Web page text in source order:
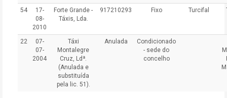
54
17-
08-
2010
Forte Grande -
Táxis, Lda.
917210293 Fixo Turcifal
22
07-
07-
2004
Táxi
Montalegre
Cruz, Ldª.
(Anulada e
substituída
pela lic. 51).
Anulada
Condicionado
- sede do
concelho